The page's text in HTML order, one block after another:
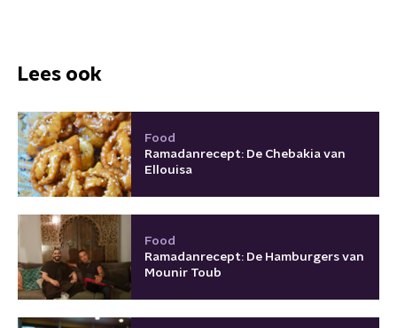
Lees ook
Food
Ramadanrecept: De Chebakia van
Ellouisa
Food
Ramadanrecept: De Hamburgers van
Mounir Toub